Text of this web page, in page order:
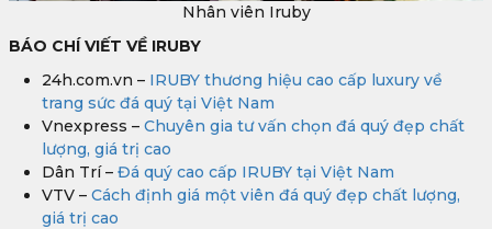
Nhân viên Iruby
BÁO CHÍ VIẾT VỀ IRUBY
24h.com.vn – IRUBY thương hiệu cao cấp luxury về
trang sức đá quý tại Việt Nam
Vnexpress – Chuyên gia tư vấn chọn đá quý đẹp chất
lượng, giá trị cao
Dân Trí – Đá quý cao cấp IRUBY tại Việt Nam
VTV – Cách định giá một viên đá quý đẹp chất lượng,
giá trị cao